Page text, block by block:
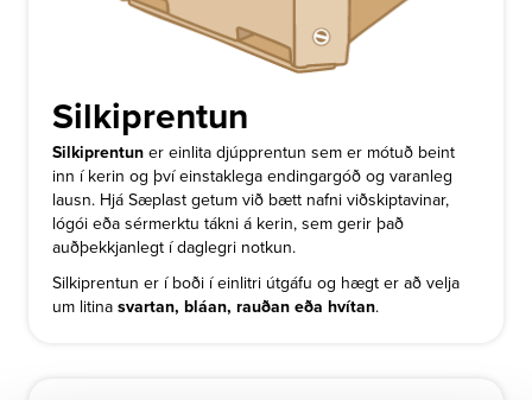
Silkiprentun
Silkiprentuner einlita djúpprentun sem er mótuð beint
inn í kerin og því einstaklega endingargóð og varanleg
lausn. Hjá Sæplast getum við bætt nafni viðskiptavinar,
lógói eða sérmerktu tákni á kerin, sem gerir það
auðþekkjanlegt í daglegri notkun.
Silkiprentun er í boði í einlitri útgáfu og hægt er að velja
um litinasvartan, bláan, rauðan eða hvítan.